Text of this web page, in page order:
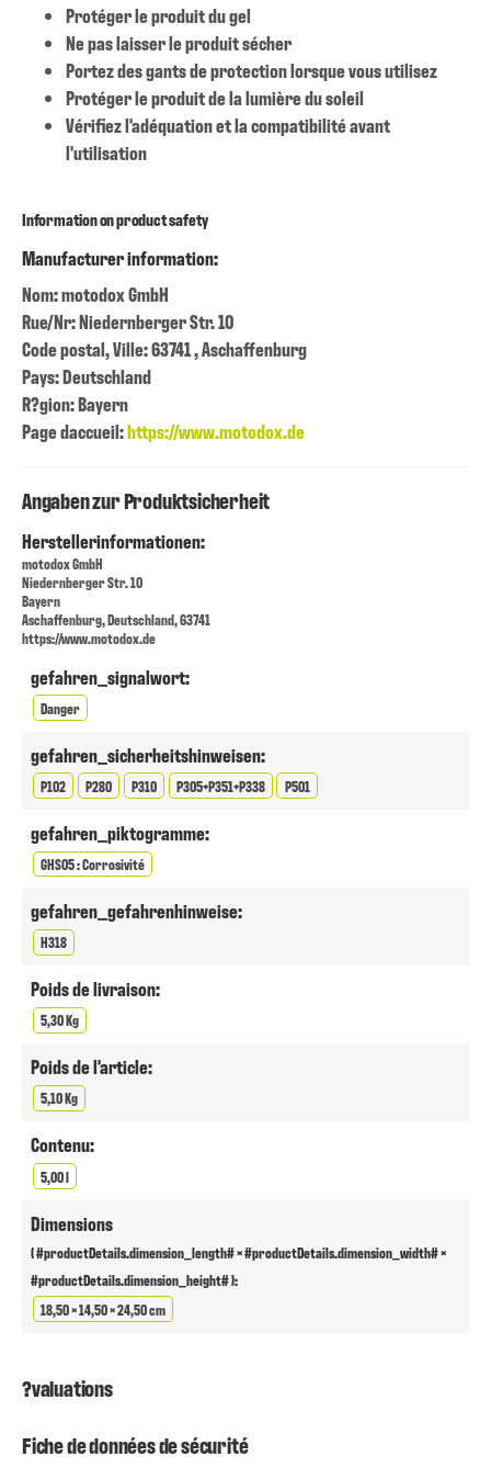
Protéger le produit du gel
Ne pas laisser le produit sécher
Portez des gants de protection lorsque vous utilisez
Protéger le produit de la lumière du soleil
Vérifiez l'adéquation et la compatibilité avant
l'utilisation
Information on product safety
Manufacturer information:
Nom: motodox GmbH
Rue/Nr: Niedernberger Str. 10
Code postal, Ville: 63741 , Aschaffenburg
Pays: Deutschland
R?gion: Bayern
Page daccueil:https://www.motodox.de
Angaben zur Produktsicherheit
Herstellerinformationen:
motodox GmbH
Niedernberger Str. 10
Bayern
Aschaffenburg, Deutschland, 63741
https://www.motodox.de
gefahren_signalwort:
Danger
gefahren_sicherheitshinweisen:
P102 P280 P310 P305+P351+P338 P501
gefahren_piktogramme:
GHS05 : Corrosivité
gefahren_gefahrenhinweise:
H318
Poids de livraison:
5,30 Kg
Poids de l'article:
5,10 Kg
Contenu:
5,00 l
Dimensions
( #productDetails.dimension_length# × #productDetails.dimension_width# ×
#productDetails.dimension_height# ):
18,50 × 14,50 × 24,50 cm
?valuations
Fiche de données de sécurité